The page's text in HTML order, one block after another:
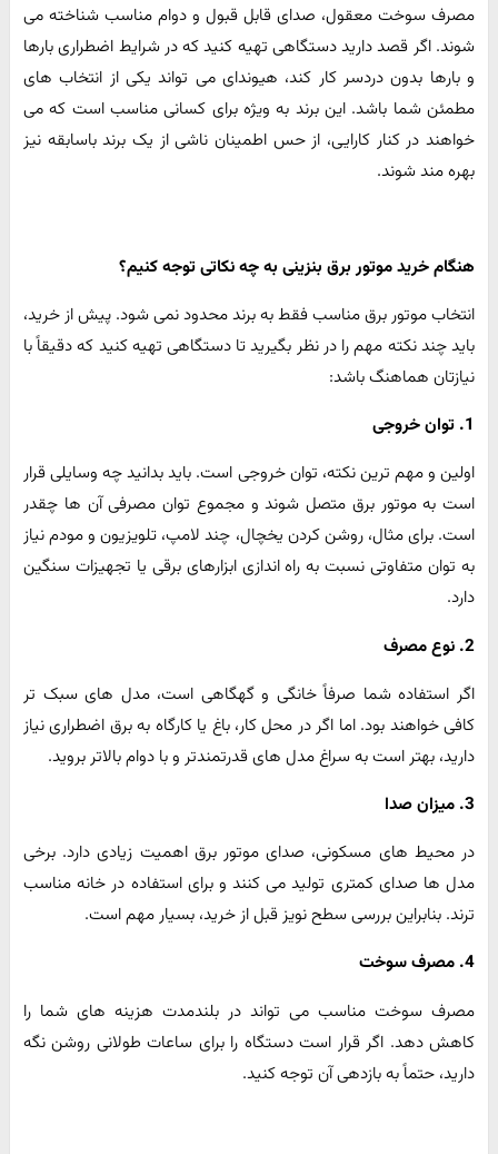
مصرف سوخت معقول، صدای قابل قبول و دوام مناسب شناخته می
شوند. اگر قصد دارید دستگاهی تهیه کنید که در شرایط اضطراری بارها
و بارها بدون دردسر کار کند، هیوندای می تواند یکی از انتخاب های
مطمئن شما باشد. این برند به ویژه برای کسانی مناسب است که می
خواهند در کنار کارایی، از حس اطمینان ناشی از یک برند باسابقه نیز
بهره مند شوند.
هنگام خرید موتور برق بنزینی به چه نکاتی توجه کنیم؟
انتخاب موتور برق مناسب فقط به برند محدود نمی شود. پیش از خرید،
باید چند نکته مهم را در نظر بگیرید تا دستگاهی تهیه کنید که دقیقاً با
نیازتان هماهنگ باشد:
1. توان خروجی
اولین و مهم ترین نکته، توان خروجی است. باید بدانید چه وسایلی قرار
است به موتور برق متصل شوند و مجموع توان مصرفی آن ها چقدر
است. برای مثال، روشن کردن یخچال، چند لامپ، تلویزیون و مودم نیاز
به توان متفاوتی نسبت به راه اندازی ابزارهای برقی یا تجهیزات سنگین
دارد.
2. نوع مصرف
اگر استفاده شما صرفاً خانگی و گهگاهی است، مدل های سبک تر
کافی خواهند بود. اما اگر در محل کار، باغ یا کارگاه به برق اضطراری نیاز
دارید، بهتر است به سراغ مدل های قدرتمندتر و با دوام بالاتر بروید.
3. میزان صدا
در محیط های مسکونی، صدای موتور برق اهمیت زیادی دارد. برخی
مدل ها صدای کمتری تولید می کنند و برای استفاده در خانه مناسب
ترند. بنابراین بررسی سطح نویز قبل از خرید، بسیار مهم است.
4. مصرف سوخت
مصرف سوخت مناسب می تواند در بلندمدت هزینه های شما را
کاهش دهد. اگر قرار است دستگاه را برای ساعات طولانی روشن نگه
دارید، حتماً به بازدهی آن توجه کنید.